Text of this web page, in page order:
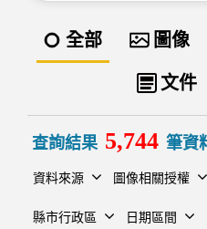
全部 圖像
文件
查詢結果 5,744 筆資
資料來源 圖像相關授權
縣市行政區 日期區間